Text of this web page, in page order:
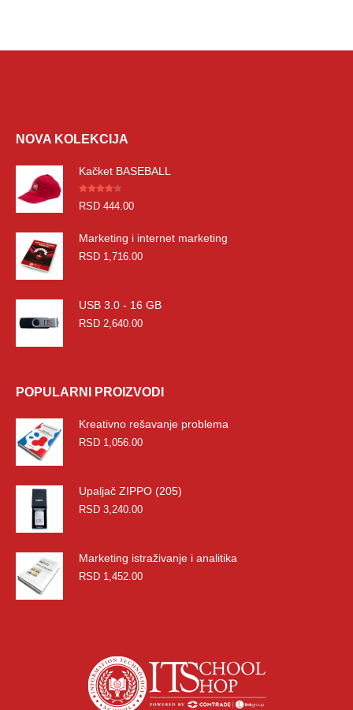
NOVA KOLEKCIJA
Kačket BASEBALL
Оцењено
4.00од 5
RSD 444.00
Marketing i internet marketing
RSD 1,716.00
USB 3.0 - 16 GB
RSD 2,640.00
POPULARNI PROIZVODI
Kreativno rešavanje problema
RSD 1,056.00
Upaljač ZIPPO (205)
RSD 3,240.00
Marketing istraživanje i analitika
RSD 1,452.00